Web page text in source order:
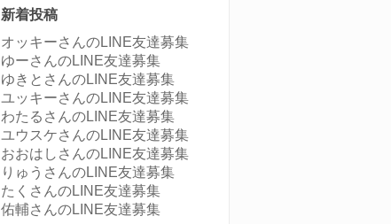
新着投稿
オッキーさんのLINE友達募集
ゆーさんのLINE友達募集
ゆきとさんのLINE友達募集
ユッキーさんのLINE友達募集
わたるさんのLINE友達募集
ユウスケさんのLINE友達募集
おおはしさんのLINE友達募集
りゅうさんのLINE友達募集
たくさんのLINE友達募集
佑輔さんのLINE友達募集